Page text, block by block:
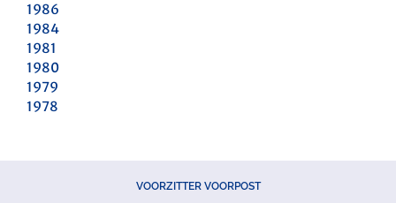
1986
1984
1981
1980
1979
1978
VOORZITTER VOORPOST